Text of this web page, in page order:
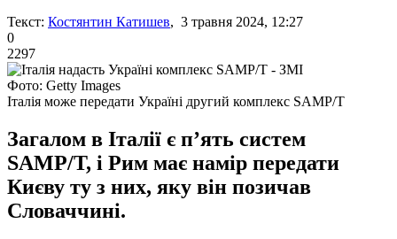
Текст: Костянтин Катишев, 3 травня 2024, 12:27
0
2297
Фото: Getty Images
Італія може передати Україні другий комплекс SAMP/T
Загалом в Італії є п’ять систем
SAMP/T, і Рим має намір передати
Києву ту з них, яку він позичав
Словаччині.